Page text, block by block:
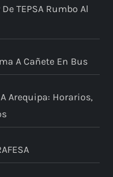
TEPSA Rumbo Al
A Cañete En Bus
Arequipa: Horarios,